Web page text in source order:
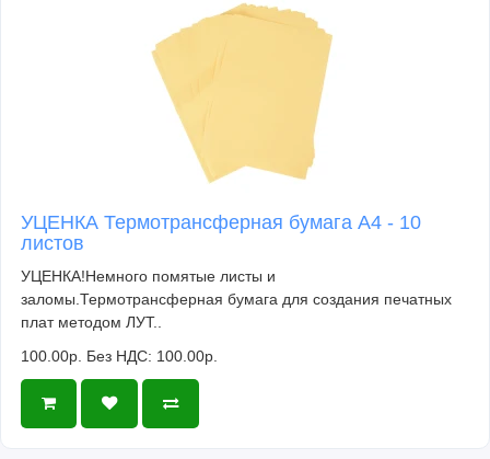
УЦЕНКА Термотрансферная бумага А4 - 10
листов
УЦЕНКА!Немного помятые листы и
заломы.Термотрансферная бумага для создания печатных
плат методом ЛУТ..
100.00р. Без НДС: 100.00р.